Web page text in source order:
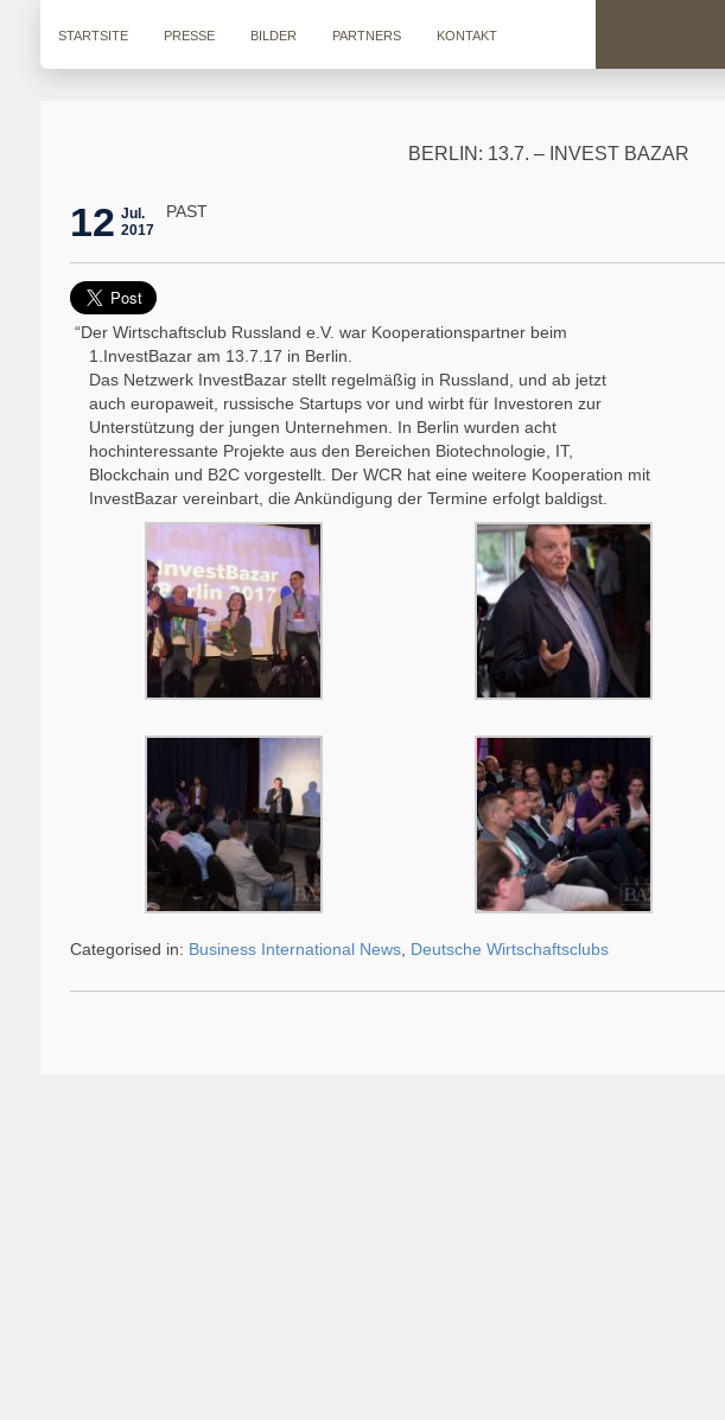
STARTSITE PRESSE BILDER PARTNERS KONTAKT
BERLIN: 13.7. – INVEST BAZAR
12 Jul.
2017
PAST
“Der Wirtschaftsclub Russland e.V. war Kooperationspartner beim
1.InvestBazar am 13.7.17 in Berlin.
Das Netzwerk InvestBazar stellt regelmäßig in Russland, und ab jetzt
auch europaweit, russische Startups vor und wirbt für Investoren zur
Unterstützung der jungen Unternehmen. In Berlin wurden acht
hochinteressante Projekte aus den Bereichen Biotechnologie, IT,
Blockchain und B2C vorgestellt. Der WCR hat eine weitere Kooperation mit
InvestBazar vereinbart, die Ankündigung der Termine erfolgt baldigst.
Categorised in: Business International News, Deutsche Wirtschaftsclubs